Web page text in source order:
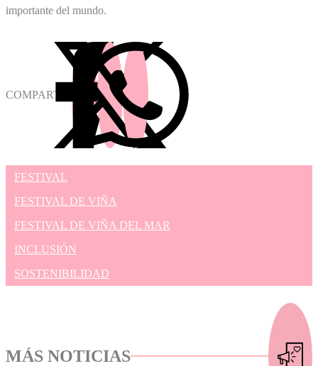
importante del mundo.
COMPARTIR
FESTIVAL
FESTIVAL DE VIÑA
FESTIVAL DE VIÑA DEL MAR
INCLUSIÓN
SOSTENIBILIDAD
MÁS NOTICIAS